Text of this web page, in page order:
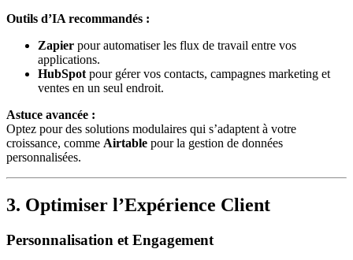
Outils d’IA recommandés :
Zapier pour automatiser les flux de travail entre vos
applications.
HubSpot pour gérer vos contacts, campagnes marketing et
ventes en un seul endroit.
Astuce avancée :
Optez pour des solutions modulaires qui s’adaptent à votre
croissance, comme Airtable pour la gestion de données
personnalisées.
3. Optimiser l’Expérience Client
Personnalisation et Engagement